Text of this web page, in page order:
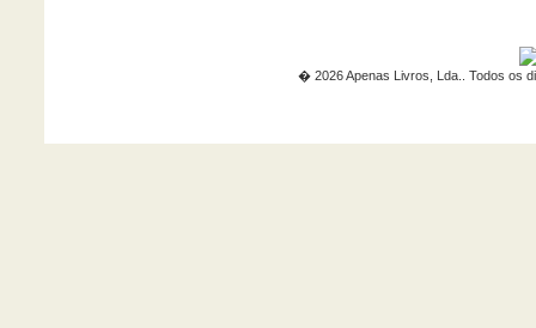
� 2026 Apenas Livros, Lda.. Todos os